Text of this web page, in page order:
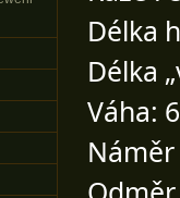
Délka
Délka
Váha:
Náměr